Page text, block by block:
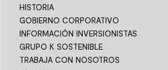
HISTORIA
GOBIERNO CORPORATIVO
INFORMACIÓN INVERSIONISTAS
GRUPO K SOSTENIBLE
TRABAJA CON NOSOTROS